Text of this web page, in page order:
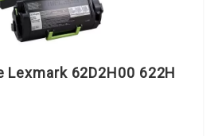
Lexmark 62D2H00 622H